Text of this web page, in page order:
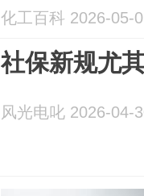
化工百科 2026-05-
社保新规尤
风光电叱 2026-04-